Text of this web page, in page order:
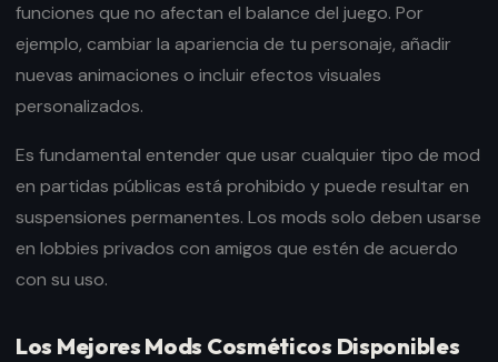
funciones que no afectan el balance del juego. Por
ejemplo, cambiar la apariencia de tu personaje, añadir
nuevas animaciones o incluir efectos visuales
personalizados.
Es fundamental entender que usar cualquier tipo de mod
en partidas públicas está prohibido y puede resultar en
suspensiones permanentes. Los mods solo deben usarse
en lobbies privados con amigos que estén de acuerdo
con su uso.
Los Mejores Mods Cosméticos Disponibles